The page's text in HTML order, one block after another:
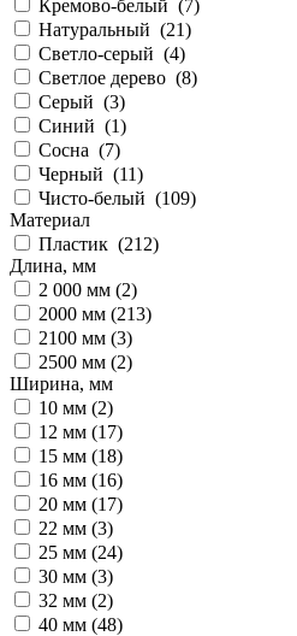
Кремово-белый (7)
Натуральный (21)
Светло-серый (4)
Светлое дерево (8)
Серый (3)
Синий (1)
Сосна (7)
Черный (11)
Чисто-белый (109)
Материал
Пластик (212)
Длина, мм
2 000 мм (2)
2000 мм (213)
2100 мм (3)
2500 мм (2)
Ширина, мм
10 мм (2)
12 мм (17)
15 мм (18)
16 мм (16)
20 мм (17)
22 мм (3)
25 мм (24)
30 мм (3)
32 мм (2)
40 мм (48)